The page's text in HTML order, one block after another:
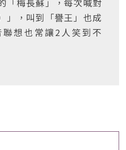
」，叫到「譽王」也成
聯想也常讓2人笑到不